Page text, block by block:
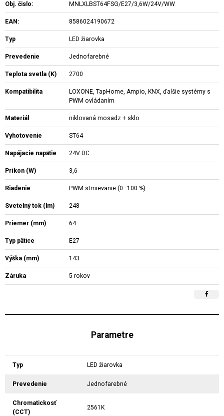
Obj. čislo: MNLXLBST64FSG/E27/3,6W/24V/WW
EAN: 8586024190672
Typ LED žiarovka
Prevedenie Jednofarebné
Teplota svetla (K) 2700
Kompatibilita
LOXONE, TapHome, Ampio, KNX, ďalšie systémy s
PWM ovládaním
Materiál niklovaná mosadz + sklo
Vyhotovenie ST64
Napájacie napätie 24V DC
Príkon (W) 3,6
Riadenie PWM stmievanie (0–100 %)
Svetelný tok (lm) 248
Priemer (mm) 64
Typ pätice E27
Výška (mm) 143
Záruka 5 rokov
Parametre
Typ LED žiarovka
Prevedenie Jednofarebné
Chromatickosť
(CCT)
2561K